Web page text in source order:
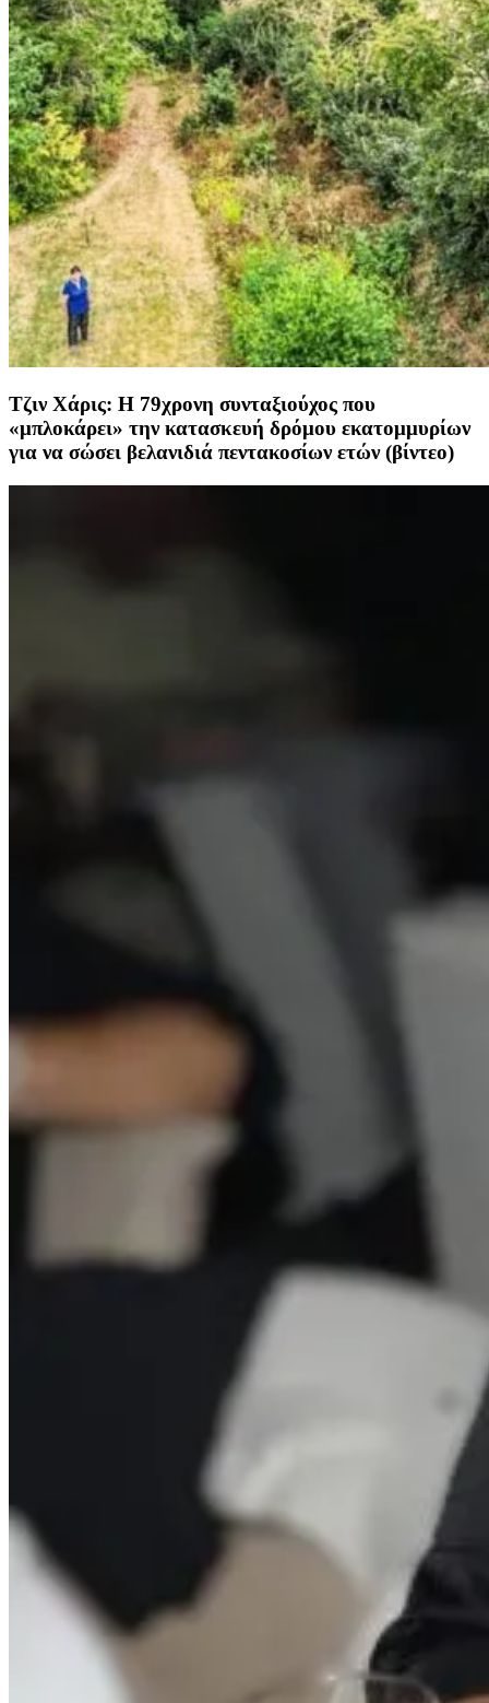
Τζιν Χάρις: Η 79χρονη συνταξιούχος που
«μπλοκάρει» την κατασκευή δρόμου εκατομμυρίων
για να σώσει βελανιδιά πεντακοσίων ετών (βίντεο)